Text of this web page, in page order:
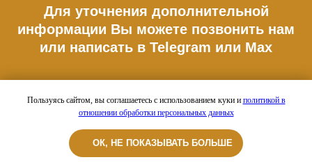
Пользуясь сайтом, вы соглашаетесь с использованием куки и политикой в
отношении обработки персональных данных
ОК, НЕ ПОКАЗЫВАТЬ БОЛЬШЕ
Для уточнения дополнительной
информации Вы можете позвонить нам
или написать в Telegram или Max
Телефон: +7 977 176 34 10